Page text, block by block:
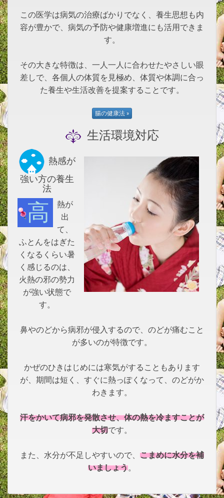
この医学は病気の治療ばかりでなく、養生思想も内
容が豊かで、病気の予防や健康増進にも活用できま
す。
その大きな特徴は、一人一人に合わせたやさしい眼
差しで、各個人の体質を見極め、体質や体調に合っ
た養生や生活改善を提案することです。
生活環境対応
熱感が
強い方の養生
法
高熱が
出
て、
ふとんをはぎた
くなるくらい暑
く感じるのは、
火熱の邪の勢力
が強い状態で
す。
鼻やのどから病邪が侵入するので、のどが痛むこと
が多いのが特徴です。
かぜのひきはじめには寒気がすることもあります
が、期間は短く、すぐに熱っぽくなって、のどがか
わきます。
汗をかいて病邪を発散させ、体の熱を冷ますことが
大切です。
また、水分が不足しやすいので、 こまめに水分を補
いましょう。